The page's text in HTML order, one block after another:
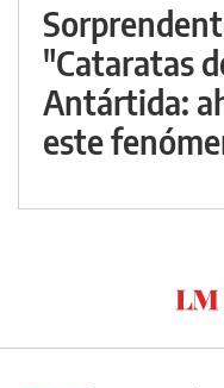
"Cataratas
Antártida:
este